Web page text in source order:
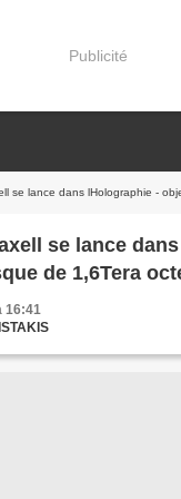
Publicité
se lance dans lHolographie -
se lance dans
de 1,6Tera
16:41